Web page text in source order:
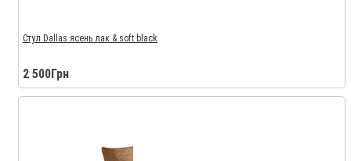
Стул Dallas ясень лак & soft black
2 500Грн